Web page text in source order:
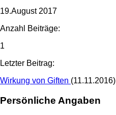
19.August 2017
Anzahl Beiträge:
1
Letzter Beitrag:
Wirkung von Giften (11.11.2016)
Persönliche Angaben